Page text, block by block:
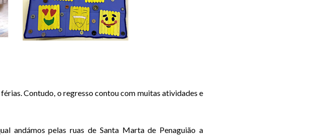
Contudo, o regresso contou com muitas atividades e
andámos pelas ruas de Santa Marta de Penaguião a